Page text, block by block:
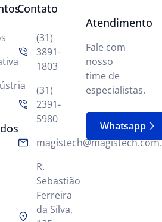
Contato
(31)
3891-
1803
(31)
2391-
5980
R.
Sebastião
Ferreira
da Silva,
Atendimento
Fale com
nosso
time de
especialistas.
Whatsapp